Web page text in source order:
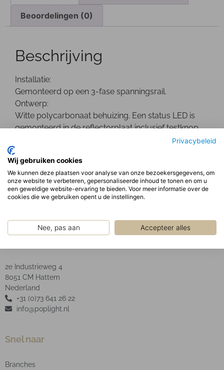
Privacybeleid
Wij gebruiken cookies
We kunnen deze plaatsen voor analyse van onze bezoekersgegevens, om
onze website te verbeteren, gepersonaliseerde inhoud te tonen en om u
een geweldige website-ervaring te bieden. Voor meer informatie over de
cookies die we gebruiken opent u de instellingen.
Nee, pas aan Accepteer alles
Beoordelingen (0)
Beschrijving
Installatie:
Gemonteerd op een 3-fase spanningsrail.
Ontwerp:
Witte polycarbonaat behuizing. Een status LED is
gemonteerd in de reflectorplaat inclusief testknop
Heldere of opaal polycarbonaat afscherming.
LED Type: SMD
2e Industrieweg 4
8051 CM Hattem
Nederland
+31 (0)73 641 26 22
info@poplight.nl
Snel naar
Branches